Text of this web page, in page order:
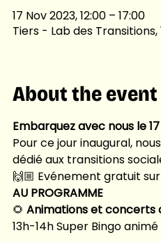
17 Nov 2023, 12:00 – 17:00
Tiers - Lab des Transitions,
About the event
Embarquez avec nous le
Pour ce jour inaugural,
dédié aux transitions
🙌🏼 Evénement gratuit
AU PROGRAMME
🌻 Animations et concerts
13h-14h Super Bingo